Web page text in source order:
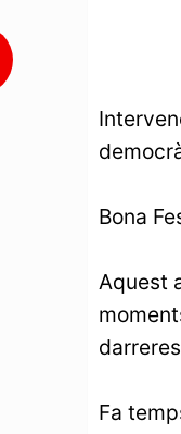
Bona
Aquest
Fa